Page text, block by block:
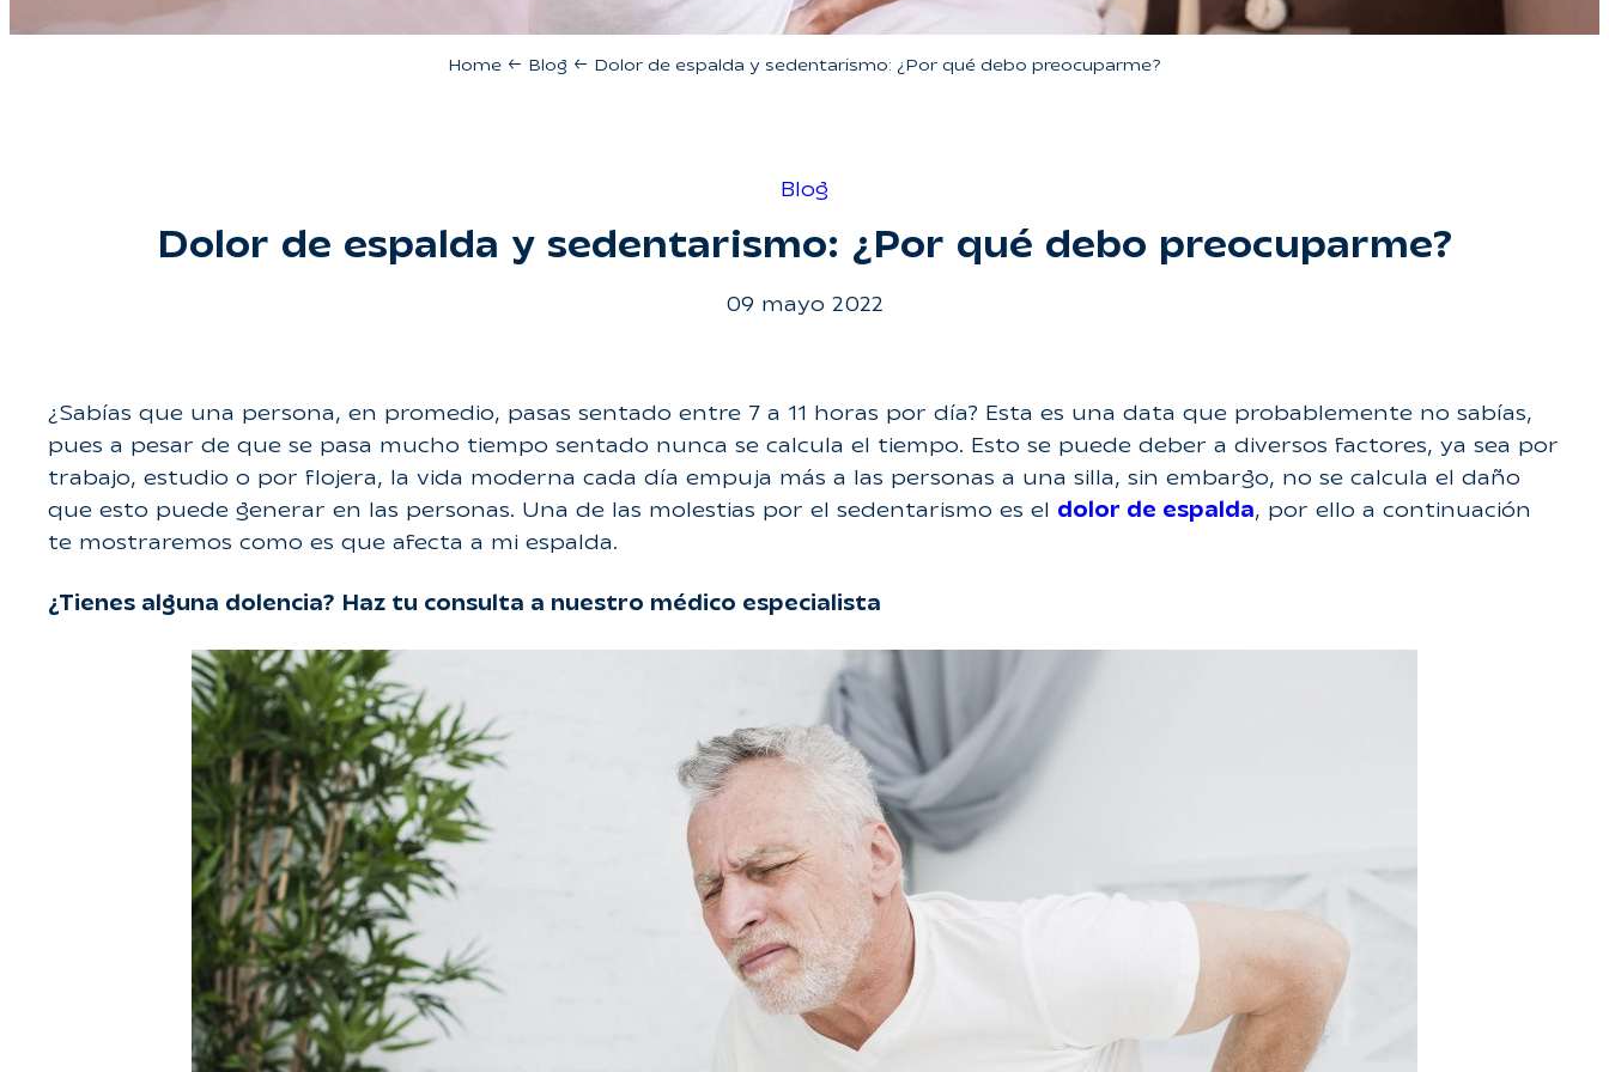
Home ← Blog ← Dolor de espalda y sedentarismo: ¿Por qué debo preocuparme?
Blog
Dolor de espalda y sedentarismo: ¿Por qué debo preocuparme?
09 mayo 2022
¿Sabías que una persona, en promedio, pasas sentado entre 7 a 11 horas por día? Esta es una data que probablemente no sabías,
pues a pesar de que se pasa mucho tiempo sentado nunca se calcula el tiempo. Esto se puede deber a diversos factores, ya sea por
trabajo, estudio o por flojera, la vida moderna cada día empuja más a las personas a una silla, sin embargo, no se calcula el daño
que esto puede generar en las personas. Una de las molestias por el sedentarismo es el dolor de espalda, por ello a continuación
te mostraremos como es que afecta a mi espalda.
¿Tienes alguna dolencia? Haz tu consulta a nuestro médico especialista